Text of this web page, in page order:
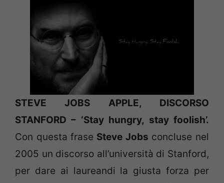
STEVE JOBS APPLE, DISCORSO
STANFORD – ‘Stay hungry, stay foolish’.
Con questa frase Steve Jobs concluse nel
2005 un discorso all’università di Stanford,
per dare ai laureandi la giusta forza per